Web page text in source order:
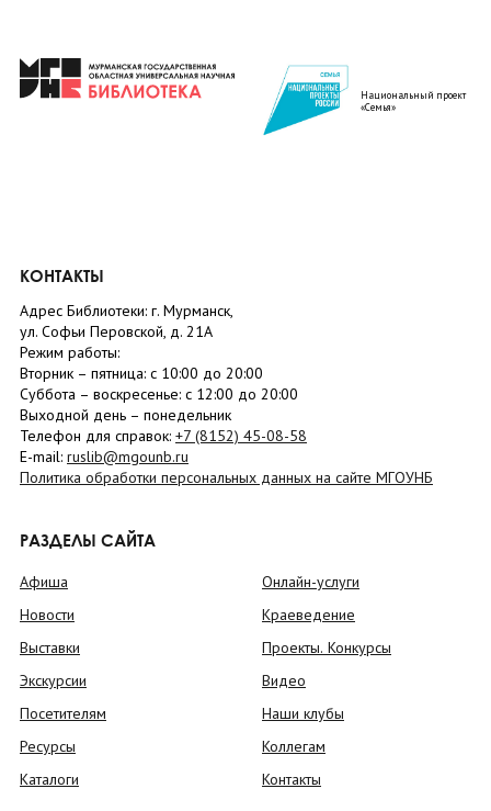
Национальный проект
«Семья»
КОНТАКТЫ
Адрес Библиотеки: г. Мурманск,
ул. Софьи Перовской, д. 21А
Режим работы:
Вторник – пятница: с 10:00 до 20:00
Суббота – воскресенье: c 12:00 до 20:00
Выходной день – понедельник
Телефон для справок: +7 (8152) 45-08-58
E-mail: ruslib@mgounb.ru
Политика обработки персональных данных на сайте МГОУНБ
РАЗДЕЛЫ САЙТА
Афиша
Новости
Выставки
Экскурсии
Посетителям
Ресурсы
Каталоги
Онлайн-услуги
Краеведение
Проекты. Конкурсы
Видео
Наши клубы
Коллегам
Контакты